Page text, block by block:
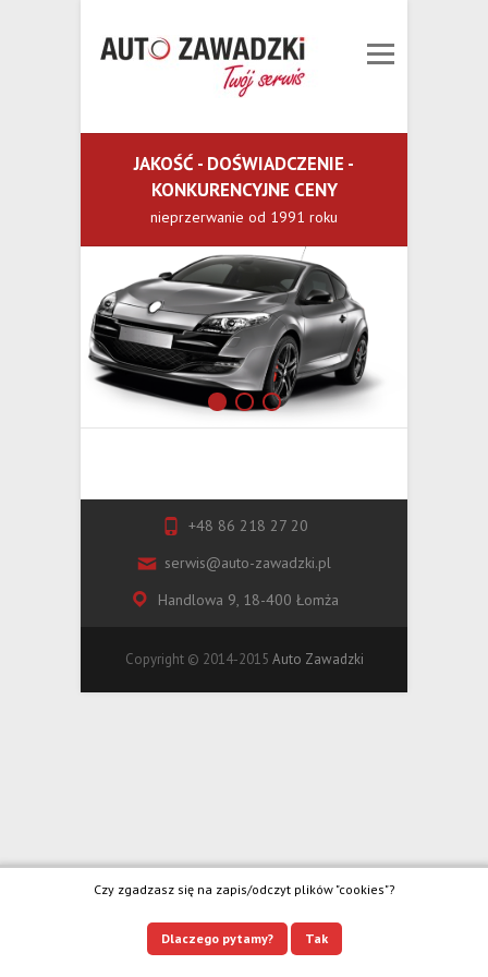
JAKOŚĆ - DOŚWIADCZENIE -
KONKURENCYJNE CENY
nieprzerwanie od 1991 roku
1 3
+48 86 218 27 20
serwis@auto-zawadzki.pl
Handlowa 9, 18-400 Łomża
Copyright © 2014-2015 Auto Zawadzki
Czy zgadzasz się na zapis/odczyt plików "cookies"?
Dlaczego pytamy? Tak